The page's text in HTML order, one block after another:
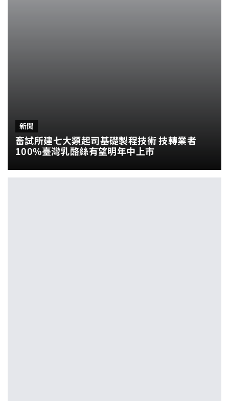
新聞
畜試所建七大類起司基礎製程技術 技轉業者
100%臺灣乳酪絲有望明年中上市